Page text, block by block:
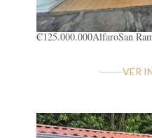
₡125.000.000AlfaroSan
VER